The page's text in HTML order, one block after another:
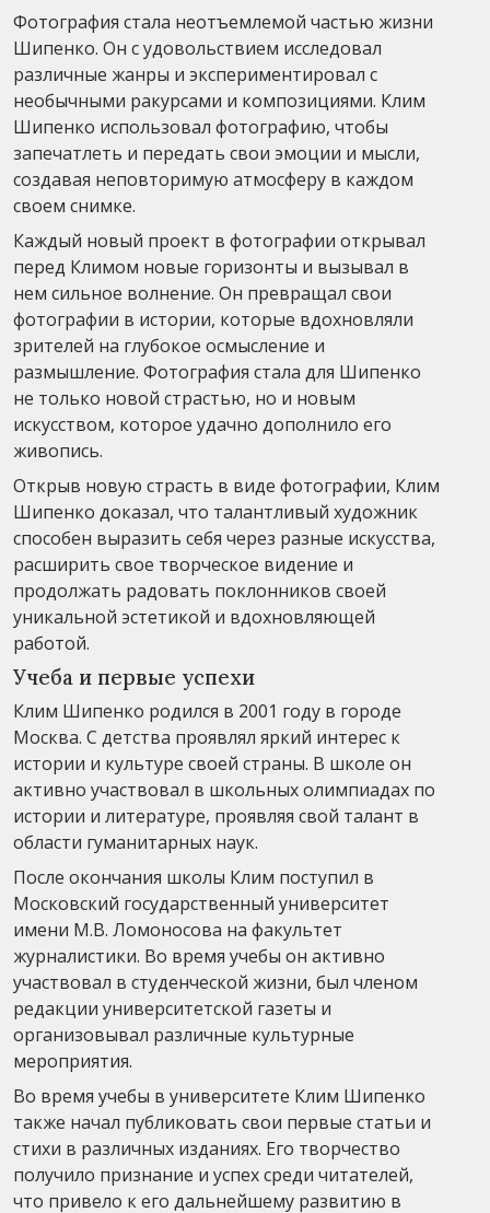
Фотография стала неотъемлемой частью жизни
Шипенко. Он с удовольствием исследовал
различные жанры и экспериментировал с
необычными ракурсами и композициями. Клим
Шипенко использовал фотографию, чтобы
запечатлеть и передать свои эмоции и мысли,
создавая неповторимую атмосферу в каждом
своем снимке.
Каждый новый проект в фотографии открывал
перед Климом новые горизонты и вызывал в
нем сильное волнение. Он превращал свои
фотографии в истории, которые вдохновляли
зрителей на глубокое осмысление и
размышление. Фотография стала для Шипенко
не только новой страстью, но и новым
искусством, которое удачно дополнило его
живопись.
Открыв новую страсть в виде фотографии, Клим
Шипенко доказал, что талантливый художник
способен выразить себя через разные искусства,
расширить свое творческое видение и
продолжать радовать поклонников своей
уникальной эстетикой и вдохновляющей
работой.
Учеба и первые успехи
Клим Шипенко родился в 2001 году в городе
Москва. С детства проявлял яркий интерес к
истории и культуре своей страны. В школе он
активно участвовал в школьных олимпиадах по
истории и литературе, проявляя свой талант в
области гуманитарных наук.
После окончания школы Клим поступил в
Московский государственный университет
имени М.В. Ломоносова на факультет
журналистики. Во время учебы он активно
участвовал в студенческой жизни, был членом
редакции университетской газеты и
организовывал различные культурные
мероприятия.
Во время учебы в университете Клим Шипенко
также начал публиковать свои первые статьи и
стихи в различных изданиях. Его творчество
получило признание и успех среди читателей,
что привело к его дальнейшему развитию в